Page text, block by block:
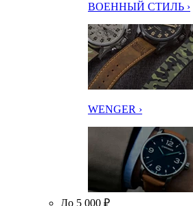
ВОЕННЫЙ СТИЛЬ ›
WENGER ›
До 5 000 ₽